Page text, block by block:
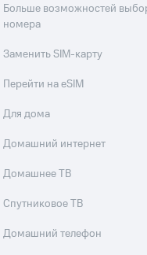
Больше возможностей
номера
Заменить SIM-карту
Перейти на eSIM
Для дома
Домашний интернет
Домашнее ТВ
Спутниковое ТВ
Домашний телефон